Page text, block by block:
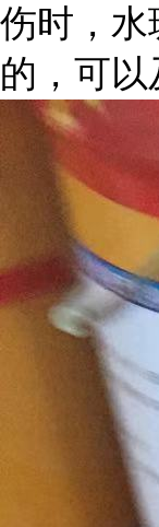
伤时，水
的，可以